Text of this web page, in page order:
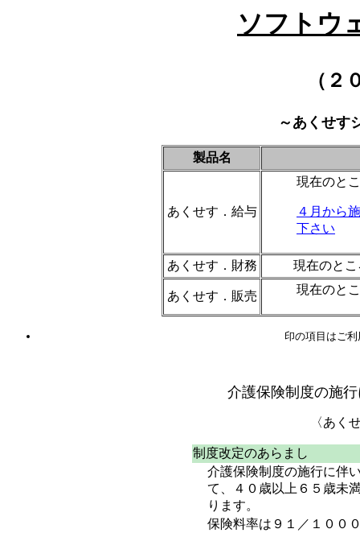
ソフトウ
（２
～あくせす
製品名
あくせす．給与
現在のと
４月から
下さい
あくせす．財務 現在のとこ
あくせす．販売 現在のと
印の項目はご
介護保険制度の施
〈あく
制度改定のあらまし
介護保険制度の施行に伴
て、４０歳以上６５歳未
ります。
保険料率は９１／１００